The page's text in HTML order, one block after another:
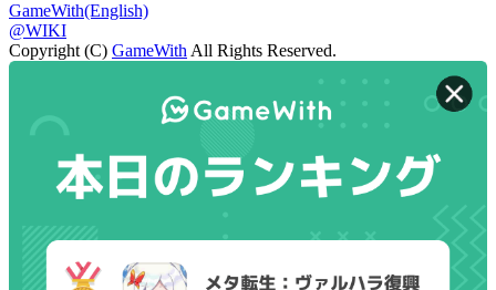
GameWith(English)
@WIKI
Copyright (C) GameWithAll Rights Reserved.